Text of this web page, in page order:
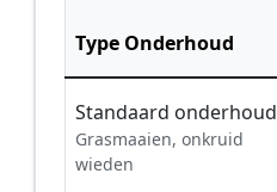
Type Onderhoud
Standaard onderhoud
Grasmaaien, onkruid
wieden